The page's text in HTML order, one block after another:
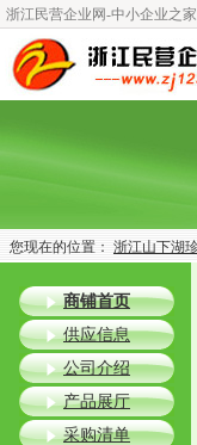
浙江民营企业网-中小企业之家
您现在的位置： 浙江山下湖
商铺首页
供应信息
公司介绍
产品展厅
采购清单